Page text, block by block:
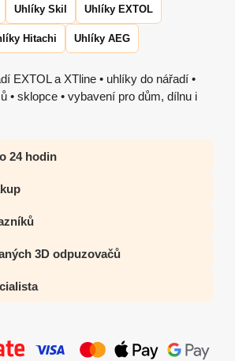
Uhlíky Skil Uhlíky EXTOL
Hitachi Uhlíky AEG
EXTOL a XTline • uhlíky do nářadí •
• sklopce • vybavení pro dům, dílnu i
24 hodin
3D odpuzovačů